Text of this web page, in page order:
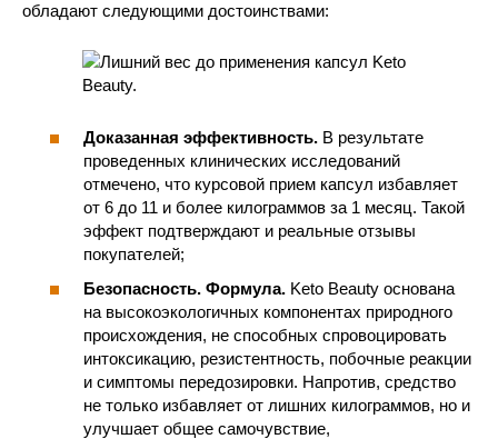
обладают следующими достоинствами:
Доказанная эффективность. В результате
проведенных клинических исследований
отмечено, что курсовой прием капсул избавляет
от 6 до 11 и более килограммов за 1 месяц. Такой
эффект подтверждают и реальные отзывы
покупателей;
Безопасность. Формула. Keto Beauty основана
на высокоэкологичных компонентах природного
происхождения, не способных спровоцировать
интоксикацию, резистентность, побочные реакции
и симптомы передозировки. Напротив, средство
не только избавляет от лишних килограммов, но и
улучшает общее самочувствие,